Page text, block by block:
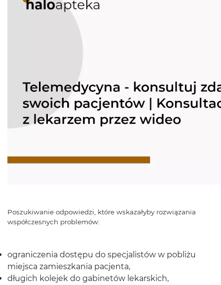
Poszukiwanie odpowiedzi, które wskazałyby rozwiązania
współczesnych problemów:
ograniczenia dostępu do specjalistów w pobliżu
miejsca zamieszkania pacjenta,
długich kolejek do gabinetów lekarskich,